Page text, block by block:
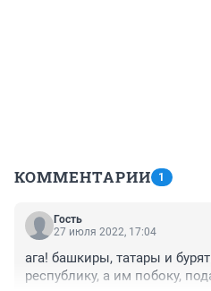
КОММЕНТАРИИ 1
Гость
27 июля 2022, 17:04
ага! башкиры, татары и
республику, а им побоку,